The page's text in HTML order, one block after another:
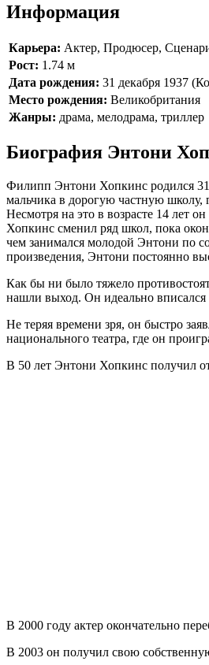
Информация
Карьера: Актер, Продюсер,
Рост: 1.74 м
Дата рождения: 31 декабря 1937
Место рождения: Великобритания
Жанры: драма, мелодрама, триллер
Биография Энтони
Филипп Энтони Хопкинс родился 31-
мальчика в дорогую частную школу,
Несмотря на это в возрасте 14 лет
Хопкинс сменил ряд школ, пока
чем занимался молодой Энтони по
произведения, Энтони постоянно
Как бы ни было тяжело
нашли выход. Он идеально вписался
Не теряя времени зря, он быстро
национального театра, где он
В 50 лет Энтони Хопкинс получил
В 2000 году актер окончательно
В 2003 он получил свою